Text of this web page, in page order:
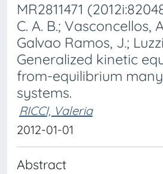
MR2811471
C. A. B.; Vasconcellos,
Galvao Ramos, J.;
Generalized kinetic
from-equilibrium
systems.
RICCI, Valeria
2012-01-01
Abstract